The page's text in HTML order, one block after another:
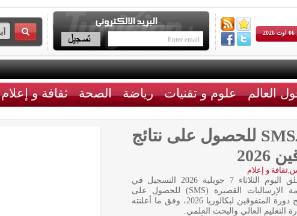
العالم علوم و تقنيات رياضة الصحة ثقافة و إعلام
انطلاق التسجيل في خدمة الـSMS للحصول على نتائج
,ثقافة و إعلام
ينطلق اليوم الثلاثاء 7 جويلية 2026 التسجيل في
خدمة الإرساليات القصيرة (SMS) للحصول على
نتائج دورة المتفوقين لبكالوريا 2026، وفق ما أعلنته
التعليم العالي والبحث العلمي.